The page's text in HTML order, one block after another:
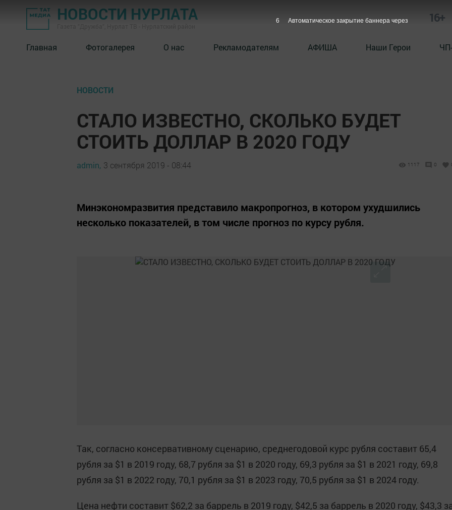
НОВОСТИ НУРЛАТА 16+
Главная Фотогалерея О нас Рекламодателям АФИША Наши Герои
НОВОСТИ
СТАЛО ИЗВЕСТНО, СКОЛЬКО БУДЕТ
СТОИТЬ ДОЛЛАР В 2020 ГОДУ
admin, 3 сентября 2019 - 08:44 1117 0
Минэкономразвития представило макропрогноз, в котором ухудшились
несколько показателей, в том числе прогноз по курсу рубля.
Так, согласно консервативному сценарию, среднегодовой курс рубля составит 65,4
рубля за $1 в 2019 году, 68,7 рубля за $1 в 2020 году, 69,3 рубля за $1 в 2021 году, 69,8
рубля за $1 в 2022 году, 70,1 рубля за $1 в 2023 году, 70,5 рубля за $1 в 2024 году.
Цена нефти составит $62,2 за баррель в 2019 году, $42,5 за баррель в 2020 году, $43,3
5 Автоматическое закрытие баннера через